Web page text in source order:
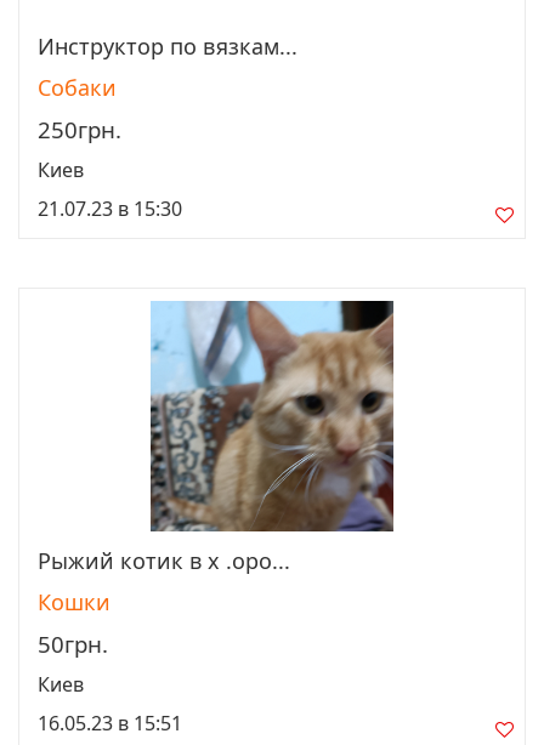
Просмотреть
Инструктор по вязкам...
Собаки
250грн.
Киев
21.07.23 в 15:30
Просмотреть
Рыжий котик в х .оро...
Кошки
50грн.
Киев
16.05.23 в 15:51